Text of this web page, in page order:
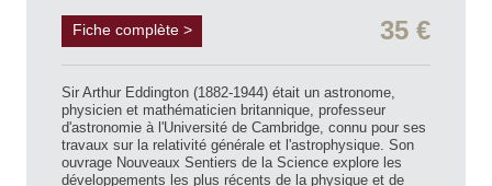
Fiche complète > 35 €
Sir Arthur Eddington (1882-1944) était un astronome,
physicien et mathématicien britannique, professeur
d'astronomie à l'Université de Cambridge, connu pour ses
travaux sur la relativité générale et l'astrophysique. Son
ouvrage Nouveaux Sentiers de la Science explore les
développements les plus récents de la physique et de